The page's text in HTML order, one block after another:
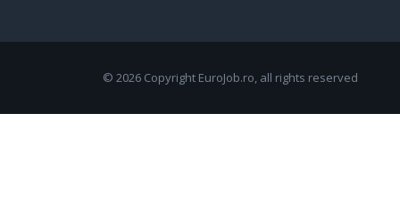
© 2026 Copyright EuroJob.ro, all rights reserved